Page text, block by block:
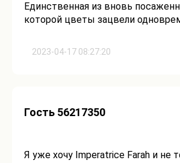
2023-04-17 08:27:20
Единственная из вновь
которой цветы зацвели
Гость 56217350
Я уже хочу Imperatrice Farah и не